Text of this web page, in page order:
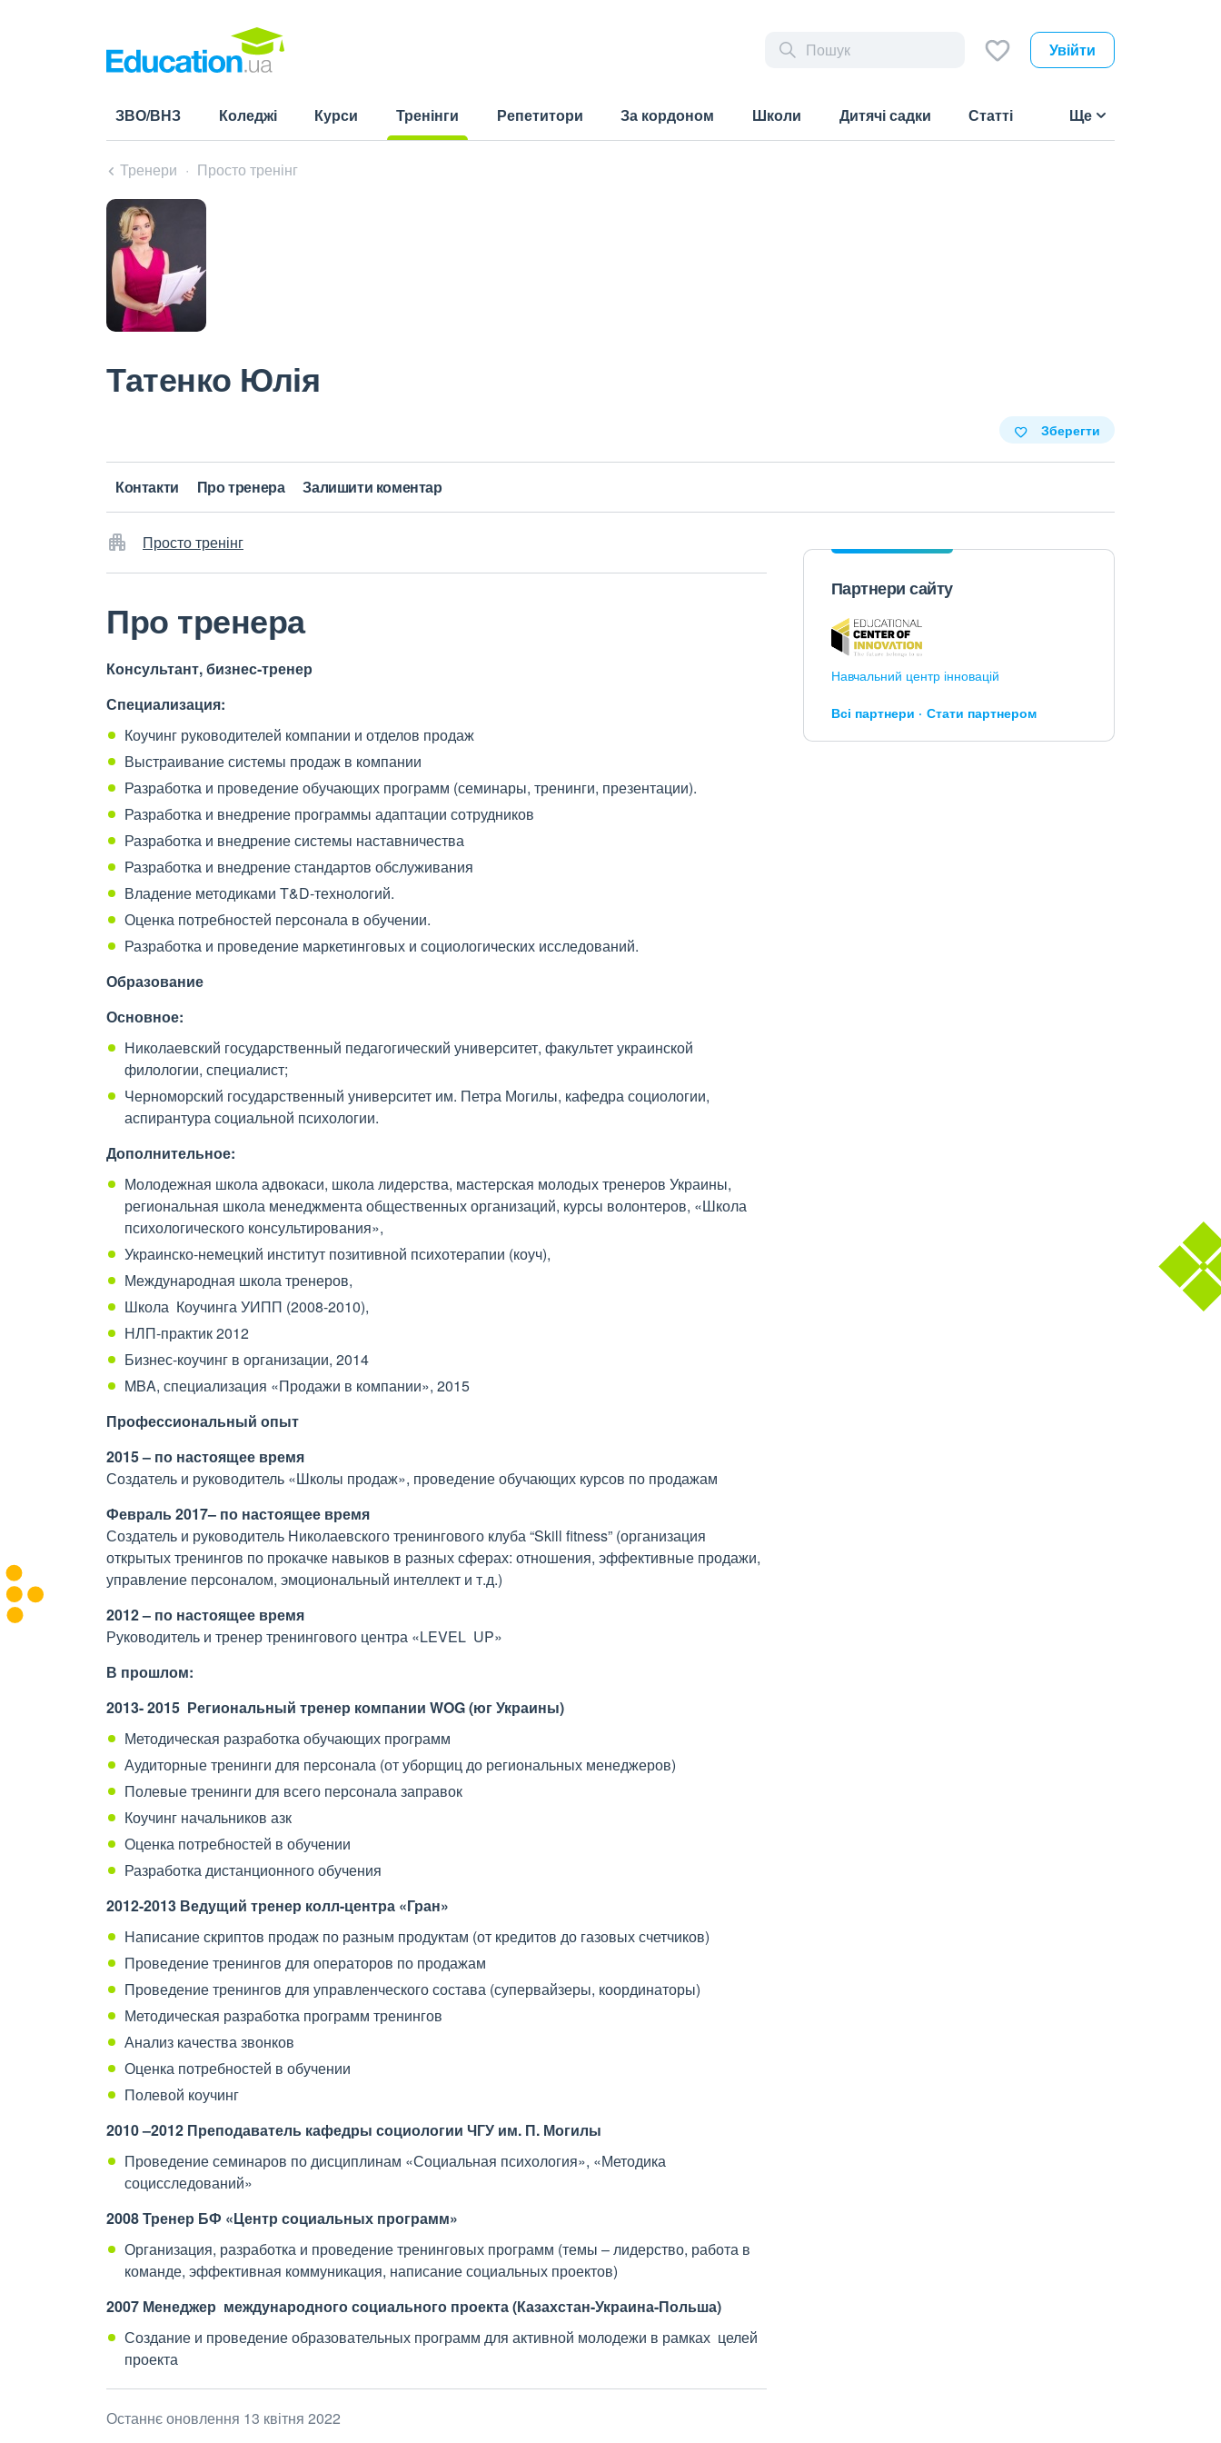
Увійти
ЗВО/ВНЗ Коледжі Курси
Тренінги
Репетитори За кордоном Школи Дитячі садки Статті Ще
Тренери Просто тренінг
Татенко Юлія
Зберегти
Контакти Про тренера Залишити коментар
Просто тренінг
Про тренера
Консультант, бизнес‐тренер
Специализация:
Коучинг руководителей компании и отделов продаж
Выстраивание системы продаж в компании
Разработка и проведение обучающих программ (семинары, тренинги, презентации).
Разработка и внедрение программы адаптации сотрудников
Разработка и внедрение системы наставничества
Разработка и внедрение стандартов обслуживания
Владение методиками T&D-технологий.
Оценка потребностей персонала в обучении.
Разработка и проведение маркетинговых и социологических исследований.
Образование
Основное:
Николаевский государственный педагогический университет, факультет украинской
филологии, специалист;
Черноморский государственный университет им. Петра Могилы, кафедра социологии,
аспирантура социальной психологии.
Дополнительное:
Молодежная школа адвокаси, школа лидерства, мастерская молодых тренеров Украины,
региональная школа менеджмента общественных организаций, курсы волонтеров, «Школа
психологического консультирования»,
Украинско-немецкий институт позитивной психотерапии (коуч),
Международная школа тренеров,
Школа Коучинга УИПП (2008-2010),
НЛП-практик 2012
Бизнес-коучинг в организации, 2014
MBA, специализация «Продажи в компании», 2015
Профессиональный опыт
2015 – по настоящее время
Создатель и руководитель «Школы продаж», проведение обучающих курсов по продажам
Февраль 2017– по настоящее время
Создатель и руководитель Николаевского тренингового клуба “Skill fitness” (организация
открытых тренингов по прокачке навыков в разных сферах: отношения, эффективные продажи,
управление персоналом, эмоциональный интеллект и т.д.)
2012 – по настоящее время
Руководитель и тренер тренингового центра «LEVEL UP»
В прошлом:
2013- 2015 Региональный тренер компании WOG (юг Украины)
Методическая разработка обучающих программ
Аудиторные тренинги для персонала (от уборщиц до региональных менеджеров)
Полевые тренинги для всего персонала заправок
Коучинг начальников азк
Оценка потребностей в обучении
Разработка дистанционного обучения
2012-2013 Ведущий тренер колл-центра «Гран»
Написание скриптов продаж по разным продуктам (от кредитов до газовых счетчиков)
Проведение тренингов для операторов по продажам
Проведение тренингов для управленческого состава (супервайзеры, координаторы)
Методическая разработка программ тренингов
Анализ качества звонков
Оценка потребностей в обучении
Полевой коучинг
2010 –2012 Преподаватель кафедры социологии ЧГУ им. П. Могилы
Проведение семинаров по дисциплинам «Социальная психология», «Методика
социсследований»
2008 Тренер БФ «Центр социальных программ»
Организация, разработка и проведение тренинговых программ (темы – лидерство, работа в
команде, эффективная коммуникация, написание социальных проектов)
2007 Менеджер международного социального проекта (Казахстан-Украина-Польша)
Создание и проведение образовательных программ для активной молодежи в рамках целей
проекта
Останнє оновлення 13 квітня 2022
Партнери сайту
Навчальний центр інновацій
Всі партнери Стати партнером